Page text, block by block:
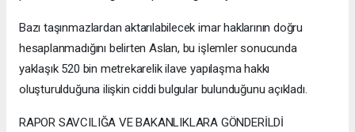
Bazı taşınmazlardan aktarılabilecek imar haklarının doğru
hesaplanmadığını belirten Aslan, bu işlemler sonucunda
yaklaşık 520 bin metrekarelik ilave yapılaşma hakkı
oluşturulduğuna ilişkin ciddi bulgular bulunduğunu açıkladı.
RAPOR SAVCILIĞA VE BAKANLIKLARA GÖNDERİLDİ